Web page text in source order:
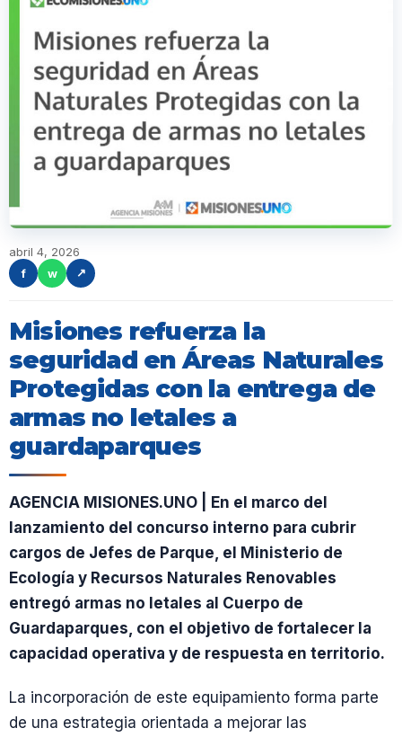
abril 4, 2026
f
w ↗
Misiones refuerza la
seguridad en Áreas Naturales
Protegidas con la entrega de
armas no letales a
guardaparques
AGENCIA MISIONES.UNO | En el marco del
lanzamiento del concurso interno para cubrir
cargos de Jefes de Parque, el Ministerio de
Ecología y Recursos Naturales Renovables
entregó armas no letales al Cuerpo de
Guardaparques, con el objetivo de fortalecer la
capacidad operativa y de respuesta en territorio.
La incorporación de este equipamiento forma parte
de una estrategia orientada a mejorar las